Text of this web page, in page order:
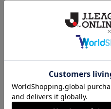
トピックス
横浜FC
こだわりのデザイ
の必須アイテム！